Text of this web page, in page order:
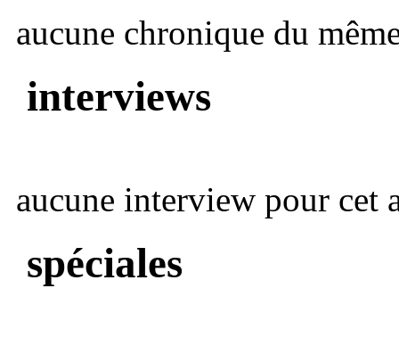
aucune chronique du
interviews
aucune interview pour cet
spéciales